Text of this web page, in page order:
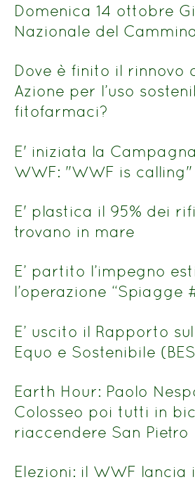
Domenica 14 ottobre
Nazionale del
Dove è finito il rinnovo
Azione per l’uso
fitofarmaci?
E' iniziata la
WWF: "WWF is calling"
E' plastica il 95% dei
trovano in mare
E’ partito l’impegno
l’operazione “Spiagge
E’ uscito il Rapporto
Equo e Sostenibile
Earth Hour: Paolo
Colosseo poi tutti in
riaccendere San Pietro
Elezioni: il WWF